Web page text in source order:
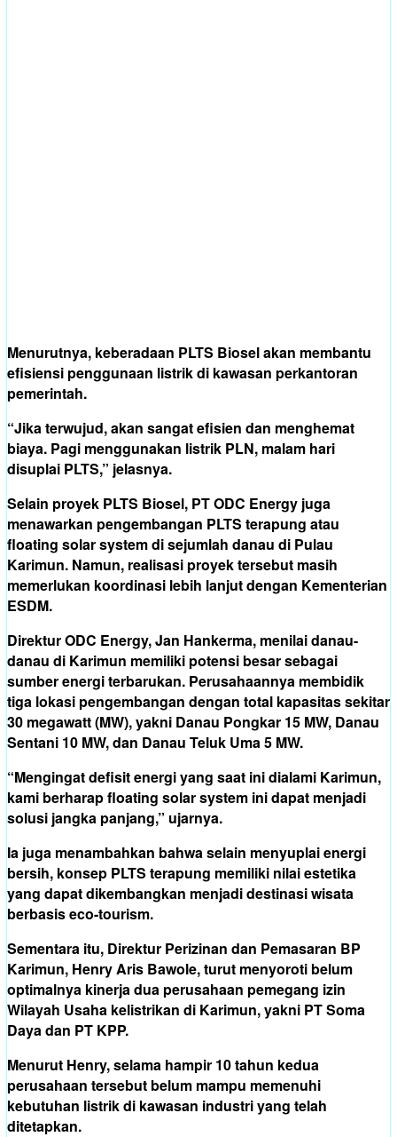
Menurutnya, keberadaan PLTS Biosel akan membantu
efisiensi penggunaan listrik di kawasan perkantoran
pemerintah.
“Jika terwujud, akan sangat efisien dan menghemat
biaya. Pagi menggunakan listrik PLN, malam hari
disuplai PLTS,” jelasnya.
Selain proyek PLTS Biosel, PT ODC Energy juga
menawarkan pengembangan PLTS terapung atau
floating solar system di sejumlah danau di Pulau
Karimun. Namun, realisasi proyek tersebut masih
memerlukan koordinasi lebih lanjut dengan Kementerian
ESDM.
Direktur ODC Energy, Jan Hankerma, menilai danau-
danau di Karimun memiliki potensi besar sebagai
sumber energi terbarukan. Perusahaannya membidik
tiga lokasi pengembangan dengan total kapasitas sekitar
30 megawatt (MW), yakni Danau Pongkar 15 MW, Danau
Sentani 10 MW, dan Danau Teluk Uma 5 MW.
“Mengingat defisit energi yang saat ini dialami Karimun,
kami berharap floating solar system ini dapat menjadi
solusi jangka panjang,” ujarnya.
Ia juga menambahkan bahwa selain menyuplai energi
bersih, konsep PLTS terapung memiliki nilai estetika
yang dapat dikembangkan menjadi destinasi wisata
berbasis eco-tourism.
Sementara itu, Direktur Perizinan dan Pemasaran BP
Karimun, Henry Aris Bawole, turut menyoroti belum
optimalnya kinerja dua perusahaan pemegang izin
Wilayah Usaha kelistrikan di Karimun, yakni PT Soma
Daya dan PT KPP.
Menurut Henry, selama hampir 10 tahun kedua
perusahaan tersebut belum mampu memenuhi
kebutuhan listrik di kawasan industri yang telah
ditetapkan.